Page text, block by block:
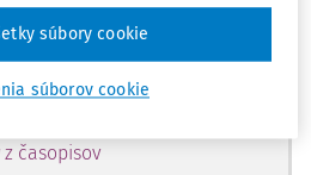
získate prístup aj k
obsahu:
časopisov
súborov cookie
súbory cookie